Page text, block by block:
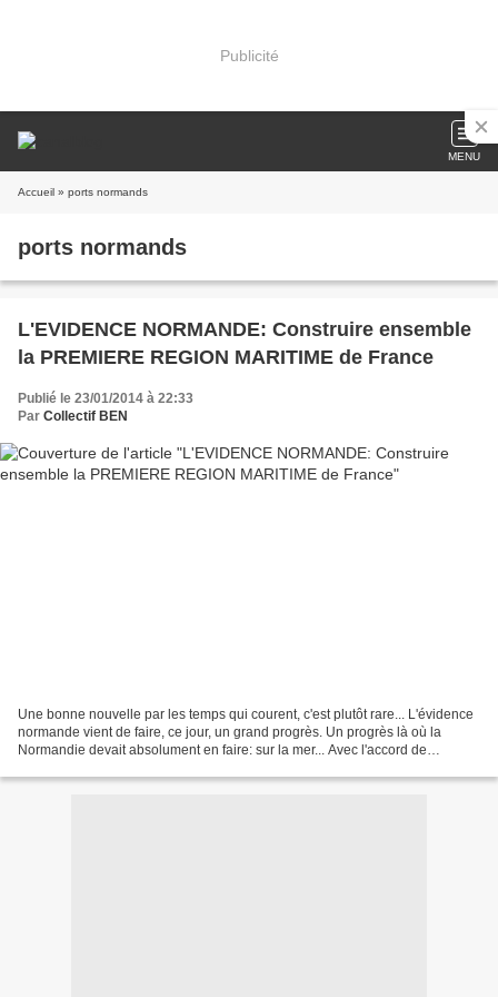
Publicité
MENU
Accueil » ports normands
ports normands
L'EVIDENCE NORMANDE: Construire ensemble
la PREMIERE REGION MARITIME de France
Publié le 23/01/2014 à 22:33
Par Collectif BEN
Une bonne nouvelle par les temps qui courent, c'est plutôt rare... L'évidence
normande vient de faire, ce jour, un grand progrès. Un progrès là où la
Normandie devait absolument en faire: sur la mer... Avec l'accord de